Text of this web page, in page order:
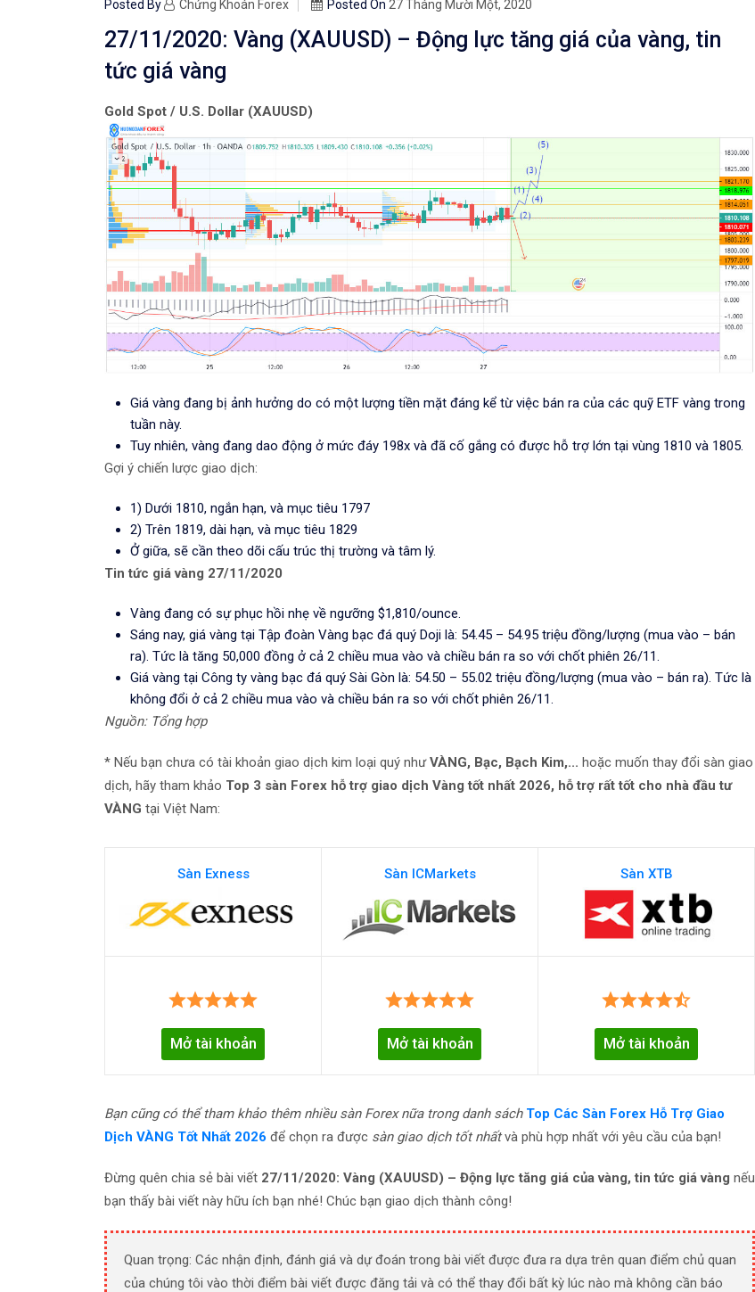
Posted By Chứng Khoán Forex Posted On 27 Tháng Mười Một, 2020
27/11/2020: Vàng (XAUUSD) – Động lực tăng giá của vàng, tin
tức giá vàng
Gold Spot / U.S. Dollar (XAUUSD)
Giá vàng đang bị ảnh hưởng do có một lượng tiền mặt đáng kể từ việc bán ra của các quỹ ETF vàng trong
tuần này.
Tuy nhiên, vàng đang dao động ở mức đáy 198x và đã cố gắng có được hỗ trợ lớn tại vùng 1810 và 1805.
Gợi ý chiến lược giao dịch:
1) Dưới 1810, ngắn hạn, và mục tiêu 1797
2) Trên 1819, dài hạn, và mục tiêu 1829
Ở giữa, sẽ cần theo dõi cấu trúc thị trường và tâm lý.
Tin tức giá vàng 27/11/2020
Vàng đang có sự phục hồi nhẹ về ngưỡng $1,810/ounce.
Sáng nay, giá vàng tại Tập đoàn Vàng bạc đá quý Doji là: 54.45 – 54.95 triệu đồng/lượng (mua vào – bán
ra). Tức là tăng 50,000 đồng ở cả 2 chiều mua vào và chiều bán ra so với chốt phiên 26/11.
Giá vàng tại Công ty vàng bạc đá quý Sài Gòn là: 54.50 – 55.02 triệu đồng/lượng (mua vào – bán ra). Tức là
không đổi ở cả 2 chiều mua vào và chiều bán ra so với chốt phiên 26/11.
Nguồn: Tổng hợp
* Nếu bạn chưa có tài khoản giao dịch kim loại quý nhưVÀNG, Bạc, Bạch Kim,... hoặc muốn thay đổi sàn giao
dịch, hãy tham khảo Top 3 sàn Forex hỗ trợ giao dịch Vàng tốt nhất 2026, hỗ trợ rất tốt cho nhà đầu tư
VÀNG tại Việt Nam:
Sàn Exness Sàn ICMarkets Sàn XTB
Mở tài khoản Mở tài khoản Mở tài khoản
Bạn cũng có thể tham khảo thêm nhiều sàn Forex nữa trong danh sách Top Các Sàn Forex Hỗ Trợ Giao
Dịch VÀNG Tốt Nhất 2026 để chọn ra được sàn giao dịch tốt nhấtvà phù hợp nhất với yêu cầu của bạn!
Đừng quên chia sẻ bài viết 27/11/2020: Vàng (XAUUSD) – Động lực tăng giá của vàng, tin tức giá vàng nếu
bạn thấy bài viết này hữu ích bạn nhé! Chúc bạn giao dịch thành công!
Quan trọng: Các nhận định, đánh giá và dự đoán trong bài viết được đưa ra dựa trên quan điểm chủ quan
của chúng tôi vào thời điểm bài viết được đăng tải và có thể thay đổi bất kỳ lúc nào mà không cần báo